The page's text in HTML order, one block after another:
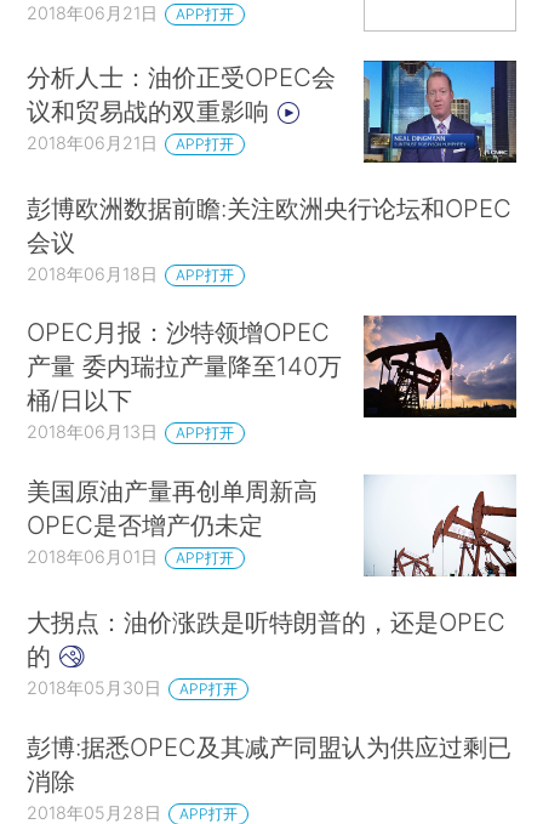
2018年06月21日 APP打开
分析人士：油价正受OPEC会
议和贸易战的双重影响
2018年06月21日 APP打开
彭博欧洲数据前瞻:关注欧洲央行论坛和OPEC
会议
2018年06月18日 APP打开
OPEC月报：沙特领增OPEC
产量 委内瑞拉产量降至140万
桶/日以下
2018年06月13日 APP打开
美国原油产量再创单周新高
OPEC是否增产仍未定
2018年06月01日 APP打开
大拐点：油价涨跌是听特朗普的，还是OPEC
的
2018年05月30日 APP打开
彭博:据悉OPEC及其减产同盟认为供应过剩已
消除
2018年05月28日 APP打开